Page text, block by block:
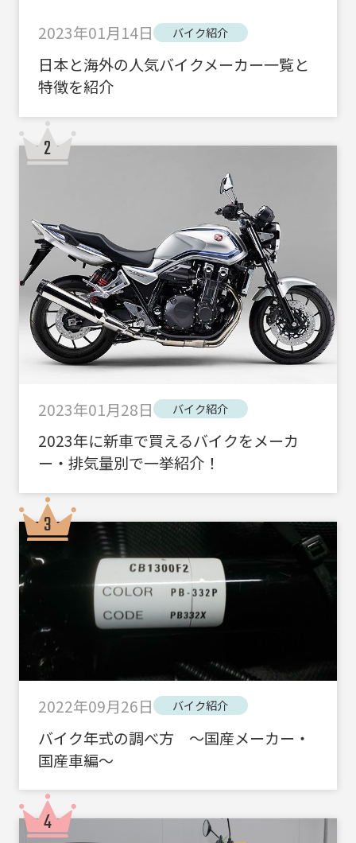
2023年01月14日 バイク紹介
日本と海外の人気バイクメーカー一覧と
特徴を紹介
2023年01月28日 バイク紹介
2023年に新車で買えるバイクをメーカ
ー・排気量別で一挙紹介！
2022年09月26日 バイク紹介
バイク年式の調べ方 ～国産メーカー・
国産車編～